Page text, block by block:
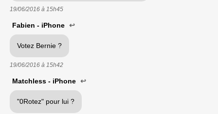
19/06/2016 à 15h45
Fabien - iPhone ↩
Votez Bernie ?
19/06/2016 à 15h42
Matchless - iPhone ↩
"0Rotez" pour lui ?